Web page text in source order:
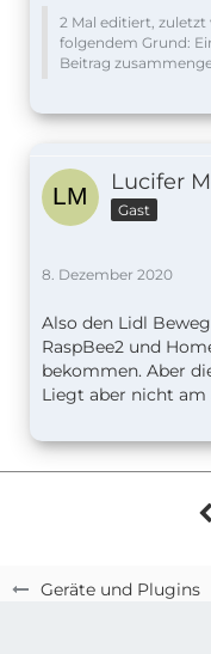
Geräte und Plugins
2 Mal editiert, zuletzt
folgendem Grund:
Beitrag
Lucifer
Gast
8. Dezember 2020
Also den Lidl
RaspBee2 und
bekommen. Aber
Liegt aber nicht am